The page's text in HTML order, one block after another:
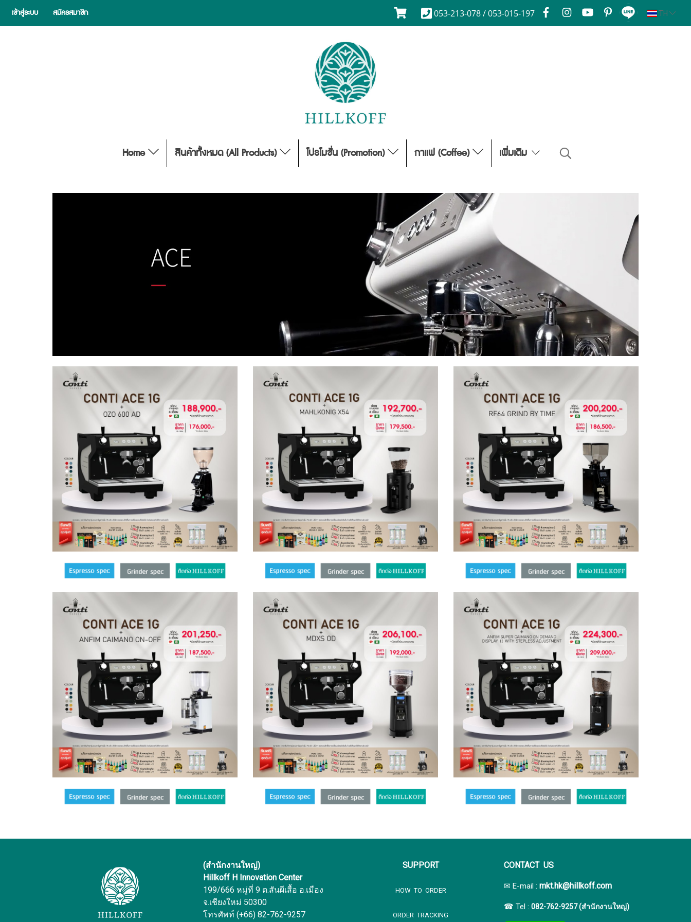
เข้าสู่ระบบ สมัครสมาชิก 053-213-078 / 053-015-197 TH
Home สินค้าทั้งหมด (All Products) โปรโมชั่น (Promotion) กาแฟ (Coffee) เพิ่มเติม
(สำนักงานใหญ่)
Hillkoff H Innovation Center
199/666 หมู่ที่ 9 ต.สันผีเสื้อ อ.เมือง
จ.เชียงใหม่ 50300
โทรศัพท์ (+66) 82-762-9257
SUPPORT
HOW TO ORDER
ORDER TRACKING
CONTACT US
✉ E-mail : mkt.hk@hillkoff.com
☎ Tel : 082-762-9257 (สำนักงานใหญ่)